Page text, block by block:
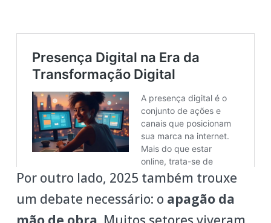
Por outro lado, 2025 também trouxe
um debate necessário: o apagão da